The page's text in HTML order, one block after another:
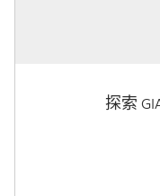
探索